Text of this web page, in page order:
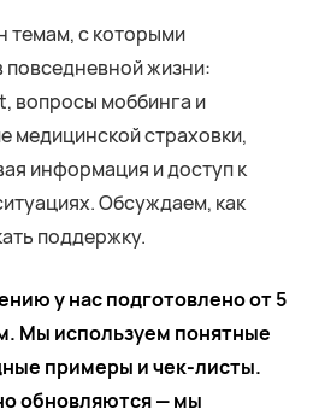
темам, с которыми
повседневной жизни:
вопросы моббинга и
медицинской страховки,
информация и доступ к
Обсуждаем, как
поддержку.
у нас подготовлено от 5
Мы используем понятные
примеры и чек-листы.
обновляются — мы